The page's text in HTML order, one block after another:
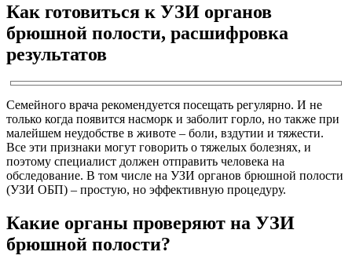
Как готовиться к УЗИ органов
брюшной полости, расшифровка
результатов
Семейного врача рекомендуется посещать регулярно. И не
только когда появится насморк и заболит горло, но также при
малейшем неудобстве в животе – боли, вздутии и тяжести.
Все эти признаки могут говорить о тяжелых болезнях, и
поэтому специалист должен отправить человека на
обследование. В том числе на УЗИ органов брюшной полости
(УЗИ ОБП) – простую, но эффективную процедуру.
Какие органы проверяют на УЗИ
брюшной полости?